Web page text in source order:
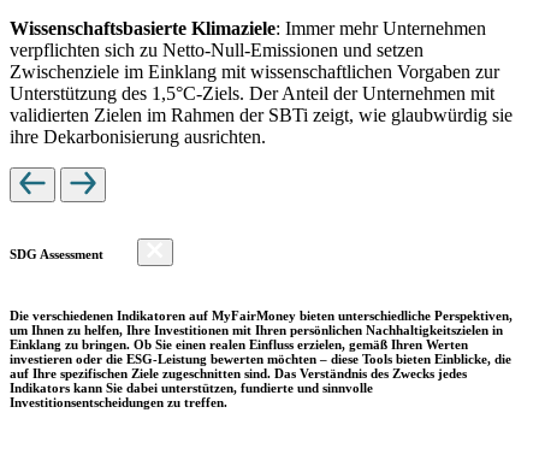
Wissenschaftsbasierte Klimaziele: Immer mehr Unternehmen
verpflichten sich zu Netto-Null-Emissionen und setzen
Zwischenziele im Einklang mit wissenschaftlichen Vorgaben zur
Unterstützung des 1,5°C-Ziels. Der Anteil der Unternehmen mit
validierten Zielen im Rahmen der SBTi zeigt, wie glaubwürdig sie
ihre Dekarbonisierung ausrichten.
SDG Assessment
Die verschiedenen Indikatoren auf MyFairMoney bieten unterschiedliche Perspektiven,
um Ihnen zu helfen, Ihre Investitionen mit Ihren persönlichen Nachhaltigkeitszielen in
Einklang zu bringen. Ob Sie einen realen Einfluss erzielen, gemäß Ihren Werten
investieren oder die ESG-Leistung bewerten möchten – diese Tools bieten Einblicke, die
auf Ihre spezifischen Ziele zugeschnitten sind. Das Verständnis des Zwecks jedes
Indikators kann Sie dabei unterstützen, fundierte und sinnvolle
Investitionsentscheidungen zu treffen.